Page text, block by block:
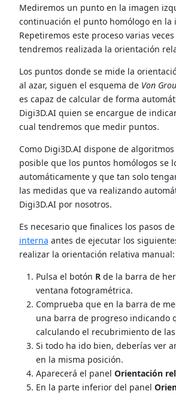
Mediremos un punto en la imagen
continuación el punto homólogo en la
Repetiremos este proceso varias
tendremos realizada la orientación
Los puntos donde se mide la
al azar, siguen el esquema de Von
es capaz de calcular de forma
Digi3D.AI quien se encargue de
cual tendremos que medir puntos.
Como Digi3D.AI dispone de
posible que los puntos homólogos se
automáticamente y que tan solo
las medidas que va realizando
Digi3D.AI por nosotros.
Es necesario que finalices los pasos de
interna antes de ejecutar los
realizar la orientación relativa manual:
Pulsa el botón Rde la barra de
ventana fotogramétrica.
Comprueba que en la barra de
una barra de progreso indicando
calculando el recubrimiento de
Si todo ha ido bien, deberías ver
en la misma posición.
Aparecerá el panel Orientación
En la parte inferior del panel